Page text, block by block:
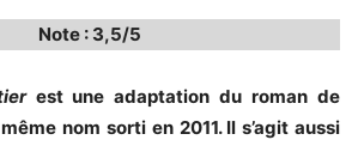
Note : 3,5/5
est une adaptation du roman de
nom sorti en 2011. Il s’agit aussi